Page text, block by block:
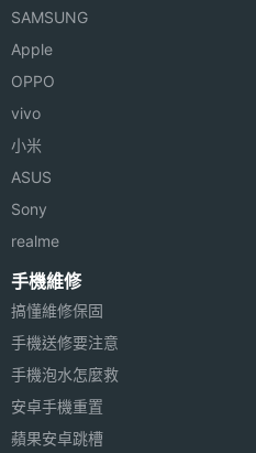
SAMSUNG
Apple
OPPO
vivo
小米
ASUS
Sony
realme
手機維修
搞懂維修保固
手機送修要注意
手機泡水怎麼救
安卓手機重置
蘋果安卓跳槽